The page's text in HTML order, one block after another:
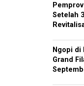
Setelah
Ngopi di
Grand